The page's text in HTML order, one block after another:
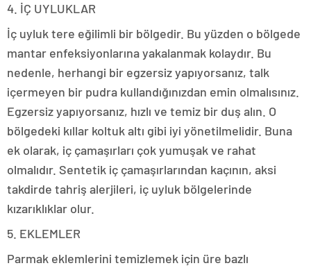
4. İÇ UYLUKLAR
İç uyluk tere eğilimli bir bölgedir. Bu yüzden o bölgede
mantar enfeksiyonlarına yakalanmak kolaydır. Bu
nedenle, herhangi bir egzersiz yapıyorsanız, talk
içermeyen bir pudra kullandığınızdan emin olmalısınız.
Egzersiz yapıyorsanız, hızlı ve temiz bir duş alın. O
bölgedeki kıllar koltuk altı gibi iyi yönetilmelidir. Buna
ek olarak, iç çamaşırları çok yumuşak ve rahat
olmalıdır. Sentetik iç çamaşırlarından kaçının, aksi
takdirde tahriş alerjileri, iç uyluk bölgelerinde
kızarıklıklar olur.
5. EKLEMLER
Parmak eklemlerini temizlemek için üre bazlı